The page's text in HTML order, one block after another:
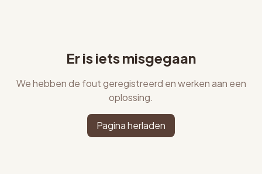
Er is iets misgegaan
We hebben de fout geregistreerd en werken aan een
oplossing.
Pagina herladen